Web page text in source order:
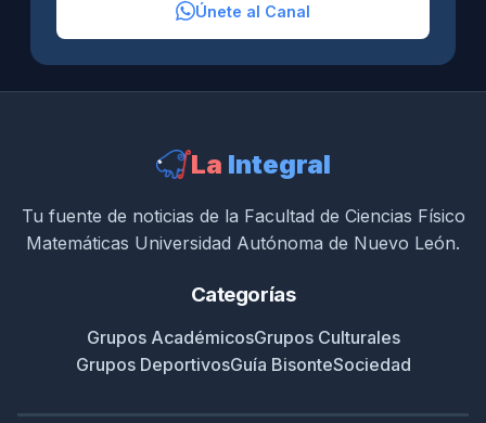
Únete al Canal
La Integral
Tu fuente de noticias de la Facultad de Ciencias Físico
Matemáticas Universidad Autónoma de Nuevo León.
Categorías
Grupos AcadémicosGrupos Culturales
Grupos DeportivosGuía BisonteSociedad